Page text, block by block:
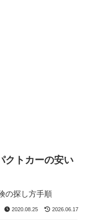
クトカーの安い
2020.08.25 2026.06.17